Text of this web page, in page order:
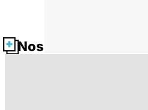
Nos fiches santé